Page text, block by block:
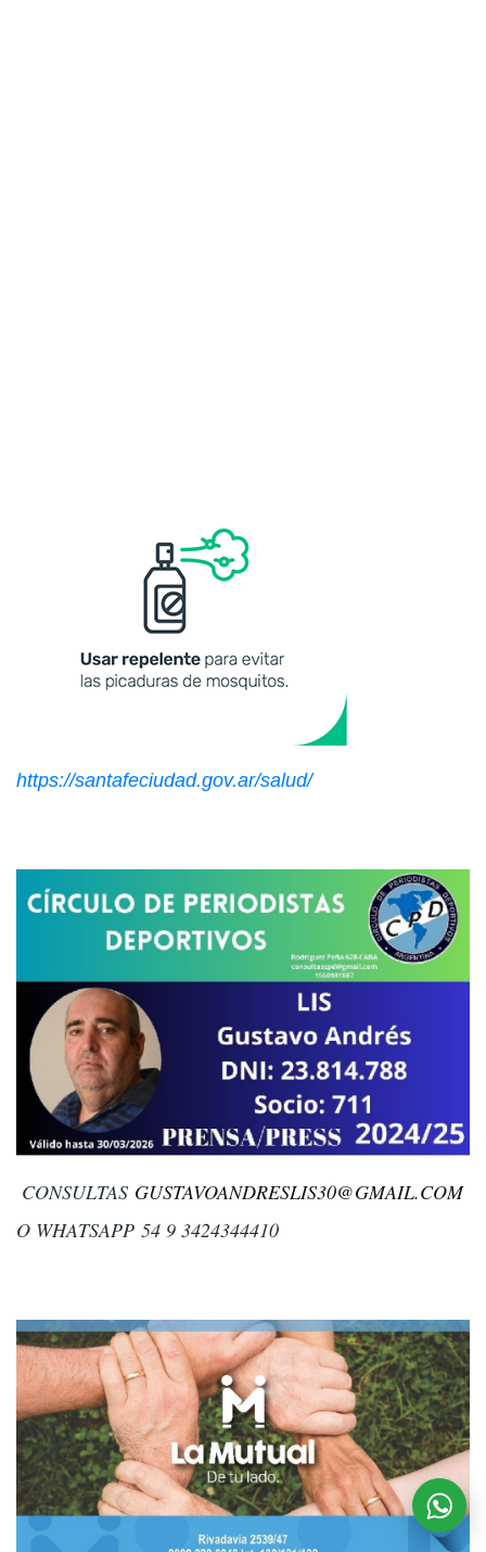
https://santafeciudad.gov.ar/salud/
CONSULTAS GUSTAVOANDRESLIS30@GMAIL.COM
O WHATSAPP 54 9 3424344410